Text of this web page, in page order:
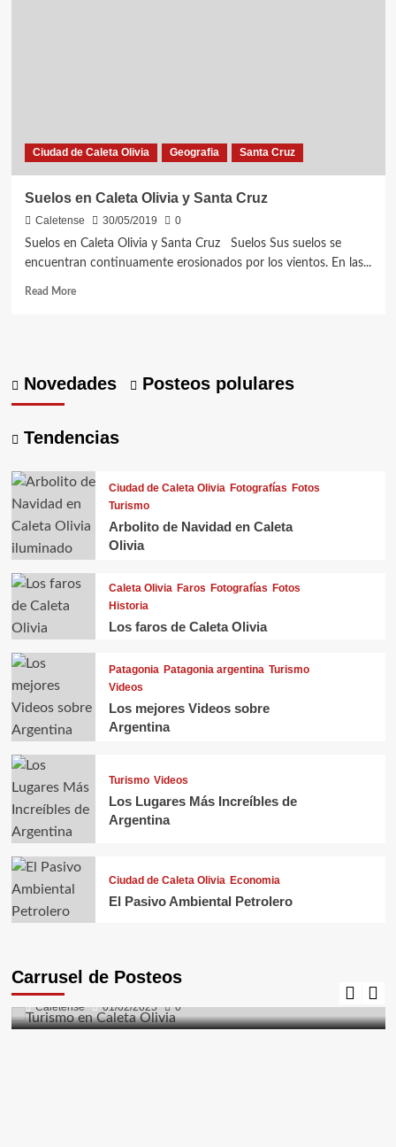
Ciudad de Caleta Olivia Geografia Santa Cruz
Suelos en Caleta Olivia y Santa Cruz
Caletense 30/05/2019
0
Suelos en Caleta Olivia y Santa Cruz Suelos Sus suelos se
encuentran continuamente erosionados por los vientos. En las...
Read MoreRead
Olivia
Cruz
Novedades Posteos polulares
Tendencias
Ciudad de Caleta Olivia Fotografías Fotos
Turismo
Arbolito de Navidad en Caleta
Olivia
Caleta Olivia Faros Fotografías Fotos
Historia
Los faros de Caleta Olivia
Patagonia Patagonia argentina Turismo
Videos
Los mejores Videos sobre
Argentina
Turismo Videos
Los Lugares Más Increíbles de
Argentina
Ciudad de Caleta Olivia Economia
El Pasivo Ambiental Petrolero
Carrusel de Posteos
Turismo en Caleta Olivia
Caletense 01/02/2025 0